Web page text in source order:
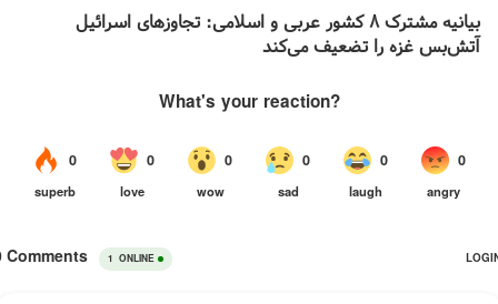
بیانیه مشترک ۸ کشور عربی و اسلامی: تجاوزهای اسرائیل
آتش‌بس غزه را تضعیف می‌کند